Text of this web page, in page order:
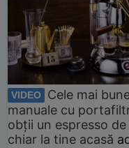
VIDEO
Cele mai
manuale cu
obții un espresso
chiar la tine acasă